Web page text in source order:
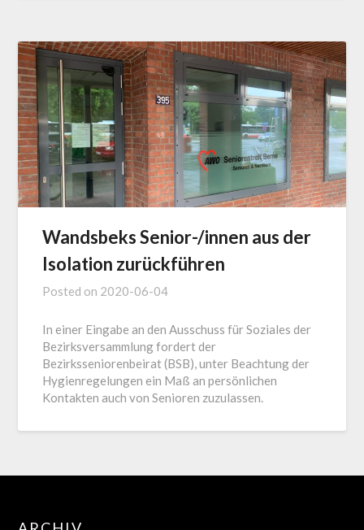
Wandsbeks Senior-/innen aus der
Isolation zurückführen
Posted on 2020-06-04
In einer Eingabe an den Ausschuss für Soziales der
Bezirksversammlung fordert der
Bezirksseniorenbeirat (BSB), unter Beachtung der
Hygienregelungen ein Maß an persönlichen
Kontakten auch von Senioren zuzulassen.